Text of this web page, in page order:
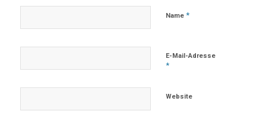
Name *
E-Mail-Adresse
*
Website